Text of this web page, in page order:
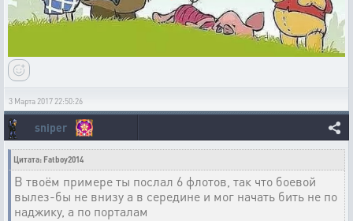
3 Марта 2017 22:50:26
sniper
Цитата: Fatboy2014
В твоём примере ты послал 6 флотов, так что боевой
вылез-бы не внизу а в середине и мог начать бить не по
наджику, а по порталам